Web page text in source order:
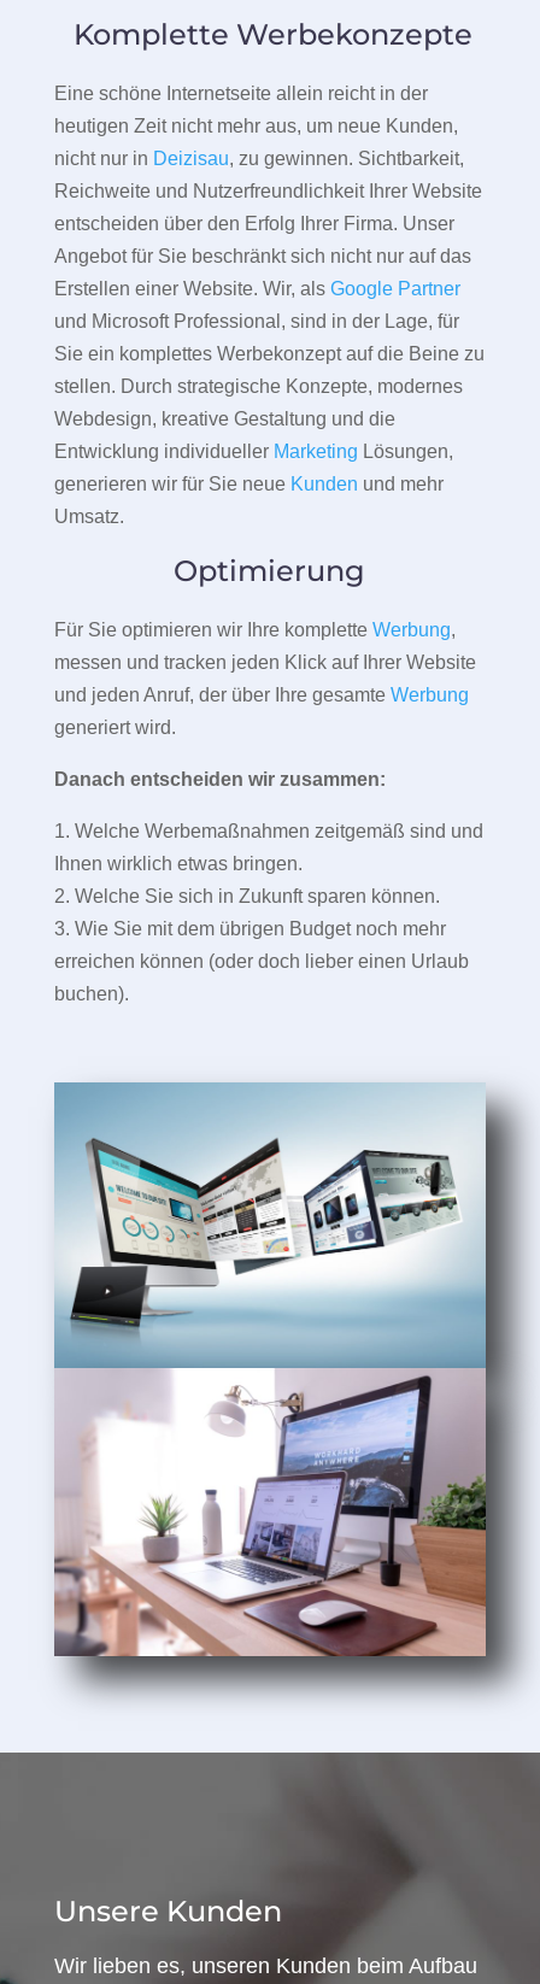
Komplette Werbekonzepte
Eine schöne Internetseite allein reicht in der
heutigen Zeit nicht mehr aus, um neue Kunden,
nicht nur in Deizisau, zu gewinnen. Sichtbarkeit,
Reichweite und Nutzerfreundlichkeit Ihrer Website
entscheiden über den Erfolg Ihrer Firma. Unser
Angebot für Sie beschränkt sich nicht nur auf das
Erstellen einer Website. Wir, als Google Partner
und Microsoft Professional, sind in der Lage, für
Sie ein komplettes Werbekonzept auf die Beine zu
stellen. Durch strategische Konzepte, modernes
Webdesign, kreative Gestaltung und die
Entwicklung individueller Marketing Lösungen,
generieren wir für Sie neue Kunden und mehr
Umsatz.
Optimierung
Für Sie optimieren wir Ihre komplette Werbung,
messen und tracken jeden Klick auf Ihrer Website
und jeden Anruf, der über Ihre gesamte Werbung
generiert wird.
Danach entscheiden wir zusammen:
1. Welche Werbemaßnahmen zeitgemäß sind und
Ihnen wirklich etwas bringen.
2. Welche Sie sich in Zukunft sparen können.
3. Wie Sie mit dem übrigen Budget noch mehr
erreichen können (oder doch lieber einen Urlaub
buchen).
Unsere Kunden
Wir lieben es, unseren Kunden beim Aufbau